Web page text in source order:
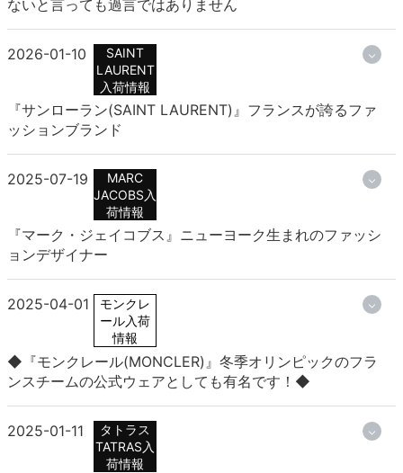
ないと言っても過言ではありません
2026-01-10
SAINT
LAURENT
入荷情報
『サンローラン(SAINT LAURENT)』フランスが誇るファ
ッションブランド
2025-07-19
MARC
JACOBS入
荷情報
『マーク・ジェイコブス』ニューヨーク生まれのファッシ
ョンデザイナー
2025-04-01
モンクレ
ール入荷
情報
◆『モンクレール(MONCLER)』冬季オリンピックのフラ
ンスチームの公式ウェアとしても有名です！◆
2025-01-11
タトラス
TATRAS入
荷情報